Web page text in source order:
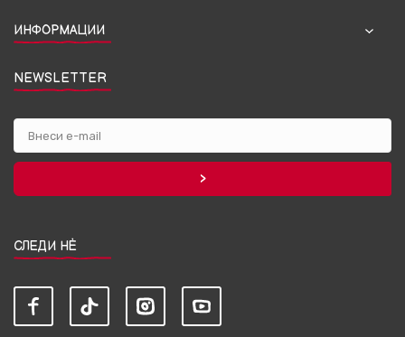
ИНФОРМАЦИИ
NEWSLETTER
СЛЕДИ НЀ